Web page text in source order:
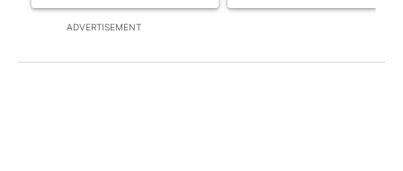
ADVERTISEMENT